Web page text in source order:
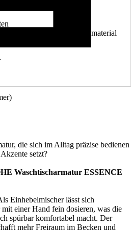
Befestigungsmaterial
die sich im Alltag präzise bedienen
setzt?
Waschtischarmatur ESSENCE
Einhebelmischer lässt sich
mit einer Hand fein dosieren, was die
spürbar komfortabel macht. Der
mehr Freiraum im Becken und